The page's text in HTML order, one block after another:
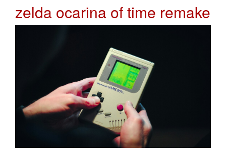
zelda ocarina of time remake